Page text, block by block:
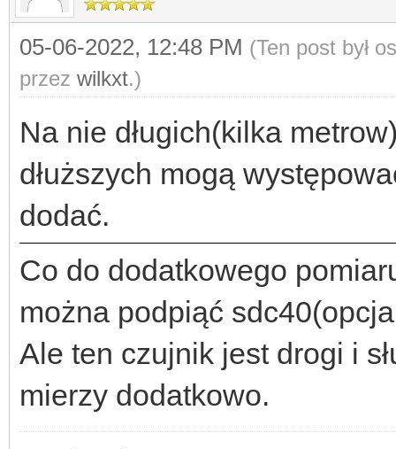
05-06-2022, 12:48 PM (Ten post był
przez wilkxt.)
Na nie długich(kilka
dłuższych mogą
dodać.
Co do dodatkowego
można podpiąć
Ale ten czujnik jest drogi i
mierzy dodatkowo.